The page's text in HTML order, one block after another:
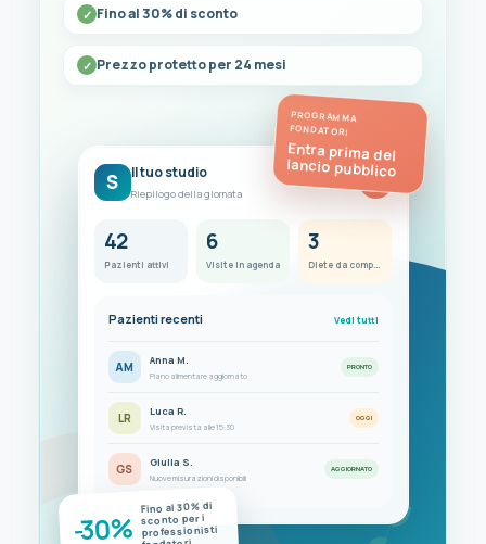
Fino al 30% di sconto
Prezzo protetto per 24 mesi
PROGRAMMA
FONDATORI
Entra prima del
lancio pubblico
S Il tuo studio
Riepilogo della giornata
FC
42
Pazienti attivi
6
Visite in agenda
3
Pazienti recenti Vedi tutti
AM Anna M.
Piano alimentare aggiornato
PRONTO
LR Luca R.
Visita prevista alle 15:30
OGGI
GS Giulia S.
Nuove misurazioni disponibili
AGGIORNATO
-30%
Fino al 30% di
sconto per i
professionisti